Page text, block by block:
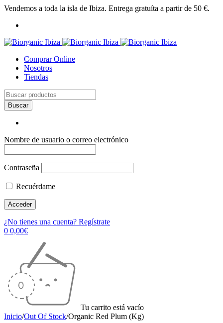
Vendemos a toda la isla de Ibiza. Entrega gratuíta a partir de 50 €.
Comprar Online
Nosotros
Tiendas
Nombre de usuario o correo electrónico
Contraseña
Recuérdame
¿No tienes una cuenta? Regístrate
0 0,00€
Tu carrito está vacío
Inicio/Out Of Stock/Organic Red Plum (Kg)